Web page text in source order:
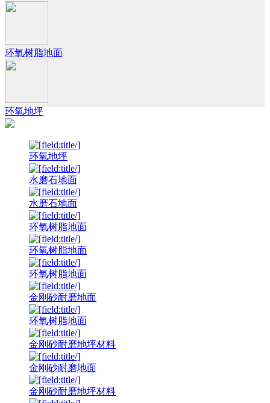
环氧树脂地面
环氧地坪
环氧地坪
水磨石地面
水磨石地面
环氧树脂地面
环氧树脂地面
环氧树脂地面
金刚砂耐磨地面
环氧树脂地面
金刚砂耐磨地坪材料
金刚砂耐磨地面
金刚砂耐磨地坪材料